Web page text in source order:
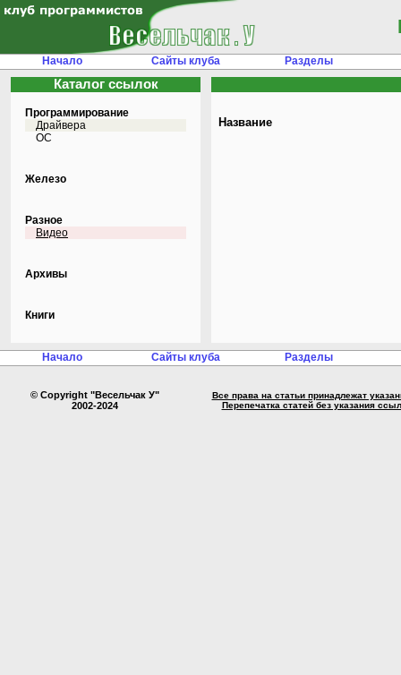
Начало Сайты клуба Разделы
Каталог ссылок
Программирование
Драйвера
ОС
Железо
Разное
Видео
Архивы
Книги
Название
Начало Сайты клуба Разделы
© Copyright "Весельчак У"
2002-2024
Все права на статьи принадлежат
Перепечатка статей без указания